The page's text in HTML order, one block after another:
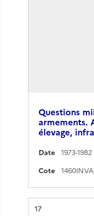
Questions
armements.
élevage,
Date
1973-1982
Cote
Résultat n°
17